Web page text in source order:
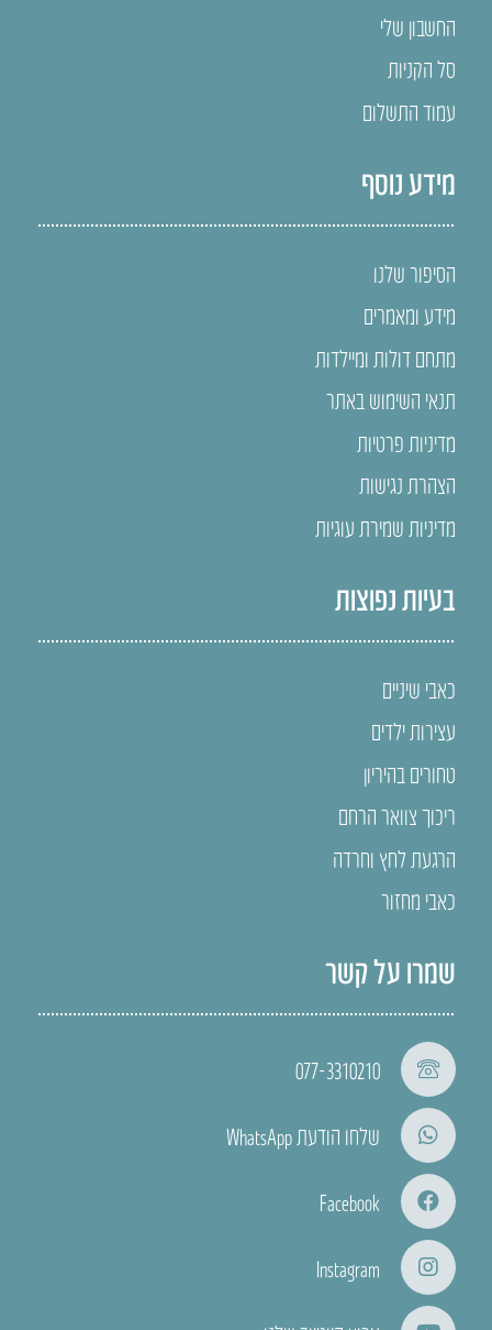
החשבון שלי
סל הקניות
עמוד התשלום
מידע נוסף
הסיפור שלנו
מידע ומאמרים
מתחם דולות ומיילדות
תנאי השימוש באתר
מדיניות פרטיות
הצהרת נגישות
מדיניות שמירת עוגיות
בעיות נפוצות
כאבי שיניים
עצירות ילדים
טחורים בהיריון
ריכוך צוואר הרחם
הרגעת לחץ וחרדה
כאבי מחזור
שמרו על קשר
077-3310210
שלחו הודעת WhatsApp
Facebook
Instagram